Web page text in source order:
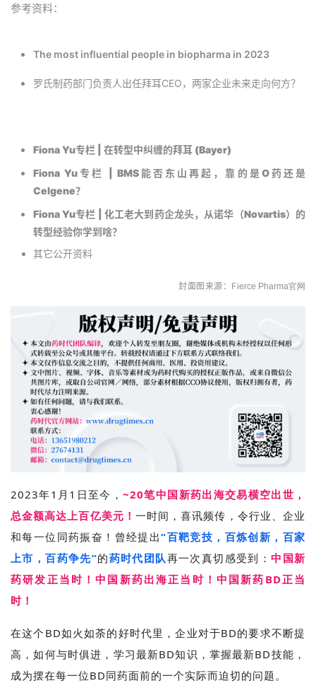
参考资料：
The most influential people in biopharma in 2023
罗氏制药部门负责人出任拜耳CEO，两家企业未来走向何方？
Fiona Yu专栏 | 在转型中纠缠的拜耳 (Bayer)
Fiona Yu专栏 | BMS能否东山再起，靠的是O药还是
Celgene？
Fiona Yu专栏 | 化工老大到药企龙头，从诺华（Novartis）的
转型经验你学到啥？
其它公开资料
封面图来源：Fierce Pharma官网
2023年1月1日至今，~20笔中国新药出海交易横空出世，
总金额高达上百亿美元！ 一时间，喜讯频传，令行业、企业
和每一位同药振奋！曾经提出“百靶竞技，百炼创新，百家
上市，百药争先”的药时代团队再一次真切感受到：中国新
药研发正当时！中国新药出海正当时！中国新药BD正当
时！
在这个BD如火如荼的好时代里，企业对于BD的要求不断提
高，如何与时俱进，学习最新BD知识，掌握最新BD技能，
成为摆在每一位BD同药面前的一个实际而迫切的问题。